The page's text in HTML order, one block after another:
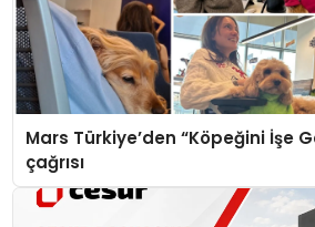
Mars Türkiye’den “Köpeğini İşe
çağrısı